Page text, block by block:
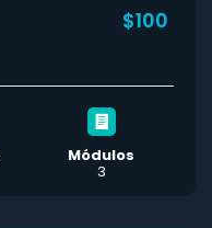
$100
Módulos
3